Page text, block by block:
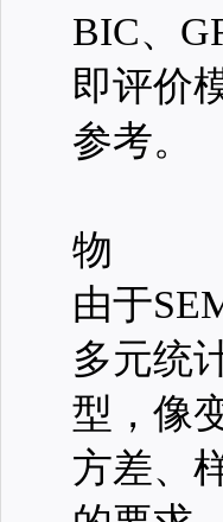
BIC、
即评价
参考。
物
由于
多元统
型，像
方差、